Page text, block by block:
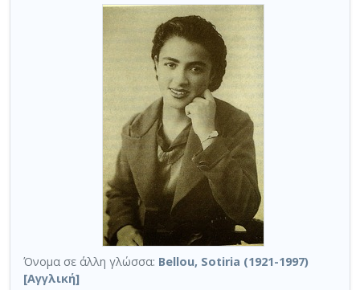
Όνομα σε άλλη γλώσσα: Bellou, Sotiria (1921-1997)
[Αγγλική]